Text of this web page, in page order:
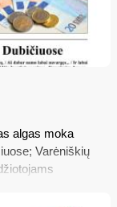
algas moka
Varėniškių